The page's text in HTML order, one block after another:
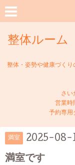
整体ルー
整体・姿勢や健康づく
さい
営業
予約専
満室 2025-08-
満室です